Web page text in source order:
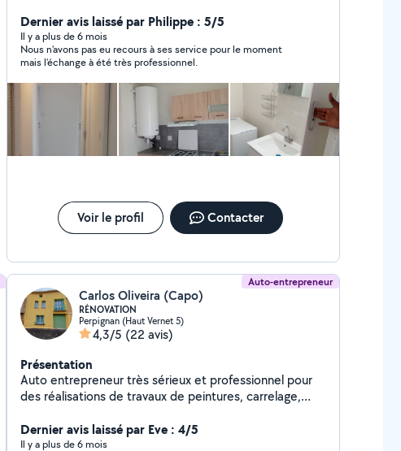
débarras. Je vous offre un travail personnalisé, avec un
travail soigné de qualité à la hauteur de vos attentes
les plus exigeantes. MJServices 66 Le savoir-faire qui
donne vie à vos idées.
Dernier avis laissé par Philippe : 5/5
Il y a plus de 6 mois
Nous n'avons pas eu recours à ses service pour le moment
mais l'échange à été très professionnel.
Voir le profil Contacter
Auto-entrepreneur
Carlos Oliveira (Capo)
RÉNOVATION
Perpignan (Haut Vernet 5)
4,3/5 (22 avis)
Présentation
Auto entrepreneur très sérieux et professionnel pour
des réalisations de travaux de peintures, carrelage,
Dernier avis laissé par Eve : 4/5
Il y a plus de 6 mois